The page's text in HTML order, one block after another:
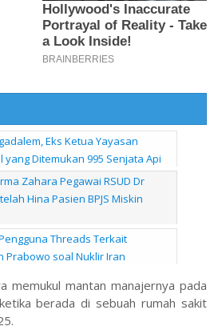
Eks Ketua Yayasan
yang Ditemukan 995 Senjata Api
Zahara Pegawai RSUD Dr
Hina Pasien BPJS Miskin
Threads Terkait
Prabowo soal Nuklir Iran
memukul mantan manajernya pada
berada di sebuah rumah sakit